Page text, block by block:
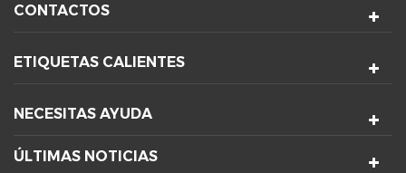
CONTACTOS
ETIQUETAS CALIENTES
NECESITAS AYUDA
ÚLTIMAS NOTICIAS